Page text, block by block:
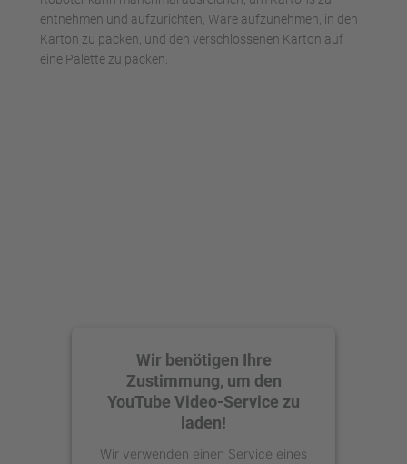
entnehmen und aufzurichten, Ware aufzunehmen, in den
Karton zu packen, und den verschlossenen Karton auf
eine Palette zu packen.
Wir benötigen Ihre
Zustimmung, um den
YouTube Video-Service zu
laden!
Wir verwenden einen Service eines